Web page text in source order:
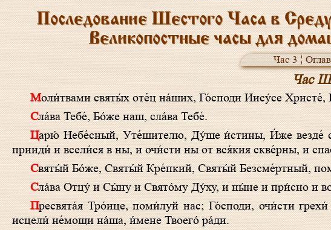
Последование Шестого Часа в
Великопостные часы для
Час 3
Час
Моли́твами святы́х оте́ц на́ших, Го́споди Иису́се
Сла́ва Тебе́, Бо́же наш, сла́ва Тебе́.
Царю́ Небе́сный, Уте́шителю, Ду́ше и́стины, И́же везде́ сый и вся исполня́яй, Сокро́вище благи́х и жи́зни Пода́телю,
прииди́ и всели́ся в ны, и очи́сти ны от вся́кия скве́рны, и
Святы́й Бо́же, Святы́й Кре́пкий, Святы́й Безсме́ртный,
Сла́ва Отцу́ и Сы́ну и Свято́му Ду́ху, и ны́не и при́сно и
Пресвята́я Тро́ице, поми́луй нас; Го́споди, очи́сти грехи́ на́ша; Влады́ко, прости́ беззако́ния на́ша; Святы́й, посети́ и
исцели́ не́мощи на́ша, и́мене Твоего́ ра́ди.